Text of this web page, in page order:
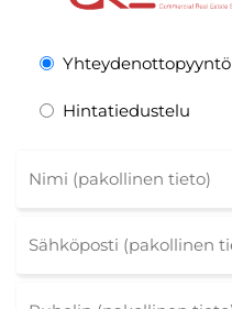
Yhteydenottopyyntö
Hintatiedustelu